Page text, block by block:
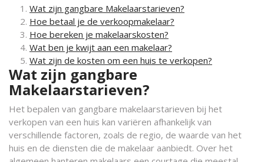
Wat zijn gangbare Makelaarstarieven?
Hoe betaal je de verkoopmakelaar?
Hoe bereken je makelaarskosten?
Wat ben je kwijt aan een makelaar?
Wat zijn de kosten om een huis te verkopen?
Wat zijn gangbare
Makelaarstarieven?
Het bepalen van gangbare makelaarstarieven bij het
verkopen van een huis kan variëren afhankelijk van
verschillende factoren, zoals de regio, de waarde van het
huis en de diensten die de makelaar aanbiedt. Over het